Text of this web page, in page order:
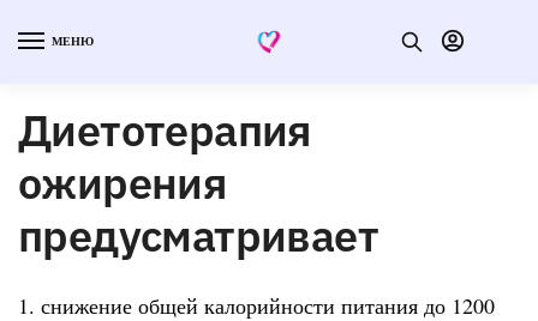
МЕНЮ
Диетотерапия
ожирения
предусматривает
1. снижение общей калорийности питания до 1200